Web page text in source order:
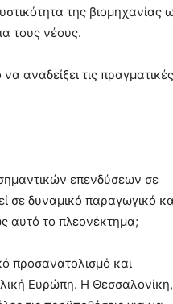
της βιομηχανίας
τους νέους.
αναδείξει τις πραγματικές
επενδύσεων σε
σε δυναμικό παραγωγικό
αυτό το πλεονέκτημα;
προσανατολισμό και
Ευρώπη. Η Θεσσαλονίκη,